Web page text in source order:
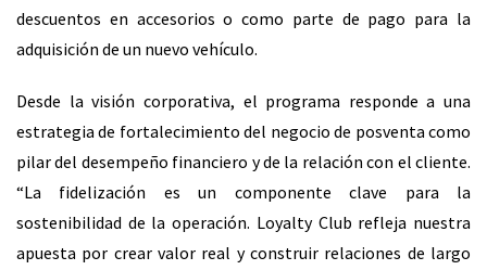
descuentos en accesorios o como parte de pago para la
adquisición de un nuevo vehículo.
Desde la visión corporativa, el programa responde a una
estrategia de fortalecimiento del negocio de posventa como
pilar del desempeño financiero y de la relación con el cliente.
“La fidelización es un componente clave para la
sostenibilidad de la operación. Loyalty Club refleja nuestra
apuesta por crear valor real y construir relaciones de largo